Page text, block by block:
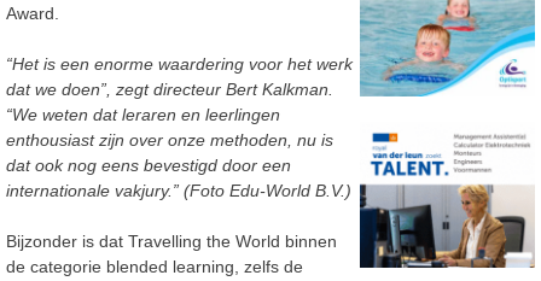
Award.
“Het is een enorme waardering voor het werk
dat we doen”, zegt directeur Bert Kalkman.
“We weten dat leraren en leerlingen
enthousiast zijn over onze methoden, nu is
dat ook nog eens bevestigd door een
internationale vakjury.” (Foto Edu-World B.V.)
Bijzonder is dat Travelling the World binnen
de categorie blended learning, zelfs de